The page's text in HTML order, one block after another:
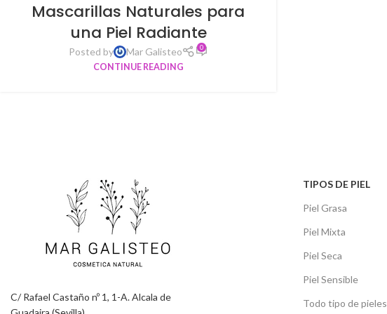
Mascarillas Naturales para
una Piel Radiante
Posted by Mar Galisteo 0
CONTINUE READING
C/ Rafael Castaño nº 1, 1-A. Alcala de
TIPOS DE PIEL
Piel Grasa
Piel Mixta
Piel Seca
Piel Sensible
Todo tipo de pieles